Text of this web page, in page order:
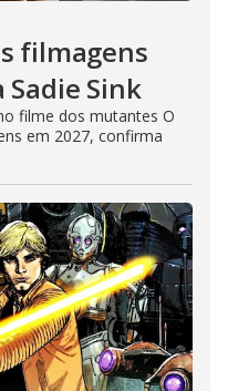
filmagens
Sink
filme dos mutantes O
em 2027, confirma